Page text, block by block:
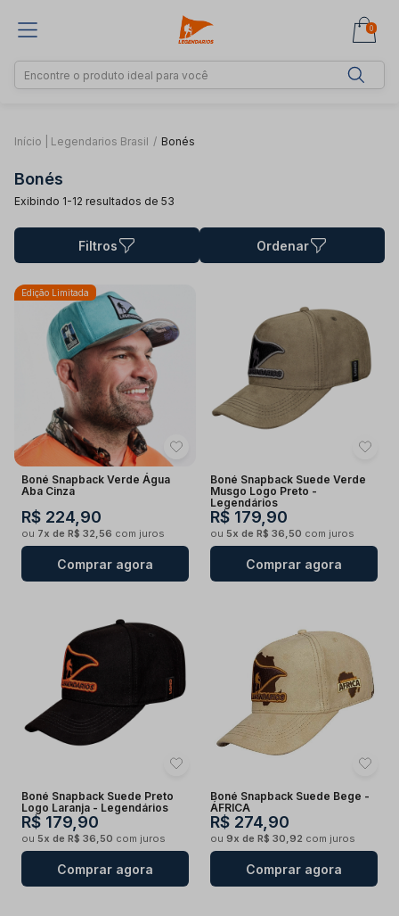
0
Início | Legendarios Brasil / Bonés
Bonés
Exibindo 1-12 resultados de 53
Filtros Ordenar
Edição Limitada
Boné Snapback Verde Água
Aba Cinza
R$ 224,90
ou 7x de R$ 32,56 com juros
Comprar agora
Boné Snapback Suede Verde
Musgo Logo Preto -
Legendários
R$ 179,90
ou 5x de R$ 36,50 com juros
Comprar agora
Boné Snapback Suede Preto
Logo Laranja - Legendários
R$ 179,90
ou 5x de R$ 36,50 com juros
Comprar agora
Boné Snapback Suede Bege -
ÁFRICA
R$ 274,90
ou 9x de R$ 30,92 com juros
Comprar agora